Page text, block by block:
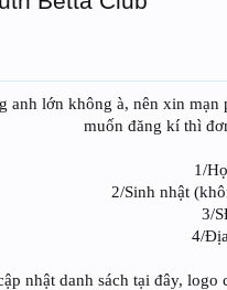
anh lớn không à, nên xin
muốn đăng kí thì
1/
2/Sinh nhật
3/
4/
nhật danh sách tại đây,